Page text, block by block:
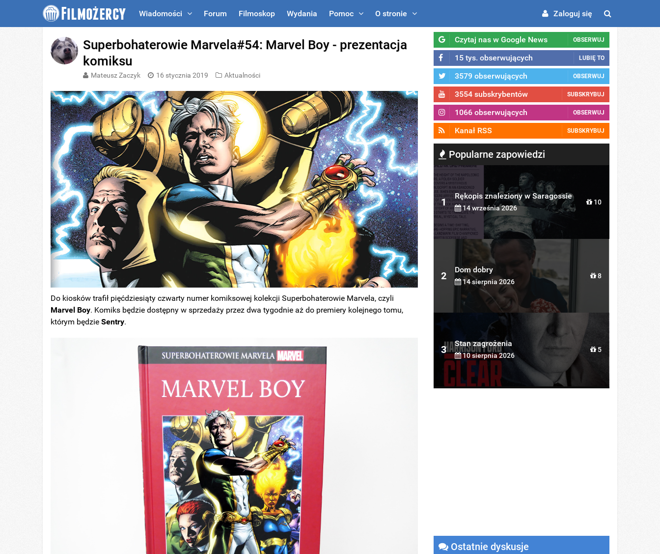
Wiadomości Forum Filmoskop Wydania Pomoc O stronie Zaloguj się
Superbohaterowie Marvela#54: Marvel Boy - prezentacja
komiksu
Mateusz Zaczyk 16 stycznia 2019 Aktualności
Do kiosków trafił pięćdziesiąty czwarty numer komiksowej kolekcji Superbohaterowie Marvela, czyli
Marvel Boy. Komiks będzie dostępny w sprzedaży przez dwa tygodnie aż do premiery kolejnego tomu,
którym będzie Sentry.
Czytaj nas w Google News OBSERWUJ
15 tys. obserwujących LUBIĘ TO
3579 obserwujących OBSERWUJ
3554 subskrybentów SUBSKRYBUJ
1066 obserwujących OBSERWUJ
Kanał RSS SUBSKRYBUJ
Popularne zapowiedzi
1
Rękopis znaleziony w Saragossie
14 września 2026
10
2
Dom dobry
14 sierpnia 2026
8
3
Stan zagrożenia
10 sierpnia 2026
5
Ostatnie dyskusje